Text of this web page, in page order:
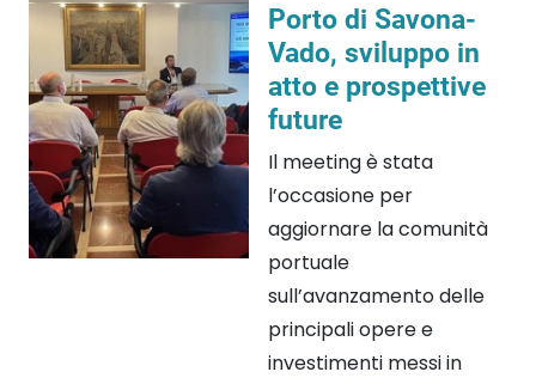
Porto di Savona-
Vado, sviluppo in
atto e prospettive
future
Il meeting è stata
l’occasione per
aggiornare la comunità
portuale
sull’avanzamento delle
principali opere e
investimenti messi in